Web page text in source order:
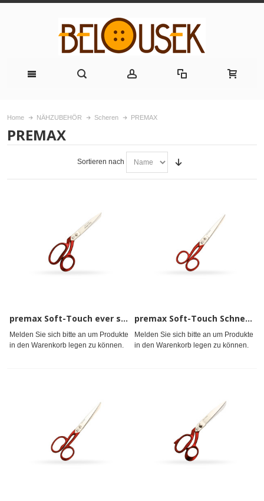
Home NÄHZUBEHÖR Scheren PREMAX
PREMAX
Sortieren nach
premax Soft-Touch ever sharp Schneiderschere (schwer) 20cm
Melden Sie sich bitte an um Produkte
in den Warenkorb legen zu können.
premax Soft-Touch Schneiderschere (leicht) 15cm
Melden Sie sich bitte an um Produkte
in den Warenkorb legen zu können.